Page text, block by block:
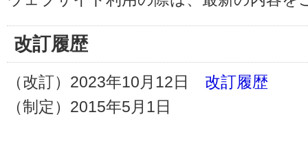
改訂履歴
（改訂）2023年10月12日 改訂履歴
（制定）2015年5月1日